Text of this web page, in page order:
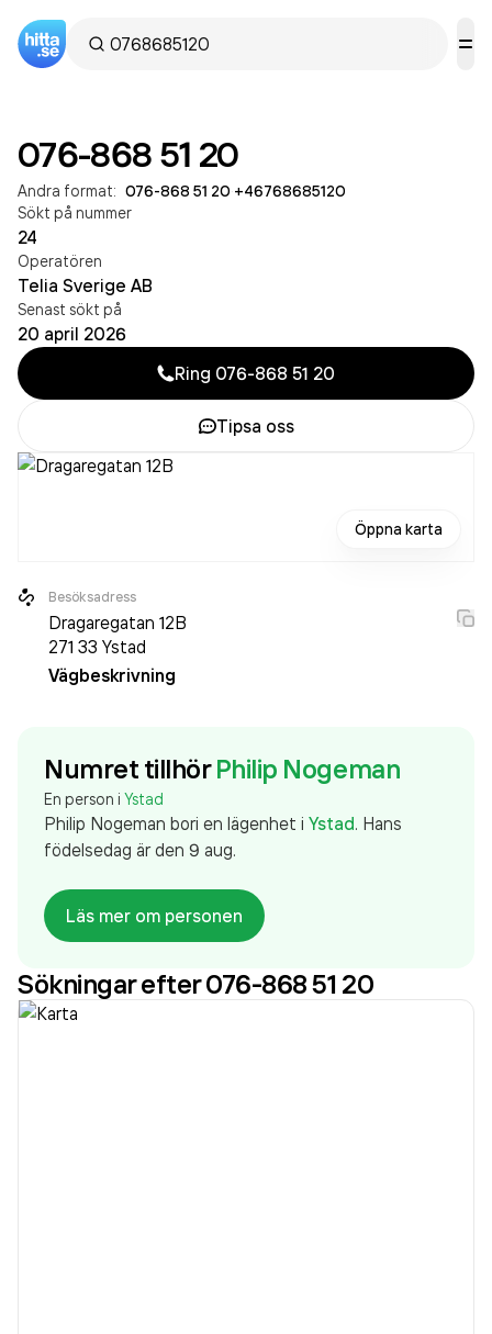
076-868 51 20
Andra format: 076-868 51 20 +46768685120
Sökt på nummer
24
Operatören
Telia Sverige AB
Senast sökt på
20 april 2026
Ring 076-868 51 20
Tipsa oss
Öppna karta
Besöksadress
Dragaregatan 12B
271 33 Ystad
Vägbeskrivning
Numret tillhör Philip Nogeman
En person i Ystad
Philip Nogeman bori en lägenhet i Ystad. Hans
födelsedag är den 9 aug.
Läs mer om personen
Sökningar efter 076-868 51 20